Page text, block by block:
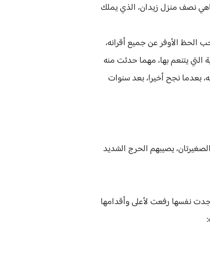
نصف منزل زيدان، الذي يملك
الحظ الأوفر عن جميع أقرانه،
التي يتنعم بها، مهما حدثت منه
بعدما نجح أخيرا، بعد سنوات
يصيبهم الحرج الشديد
نفسها رفعت لأعلى وأقدامها